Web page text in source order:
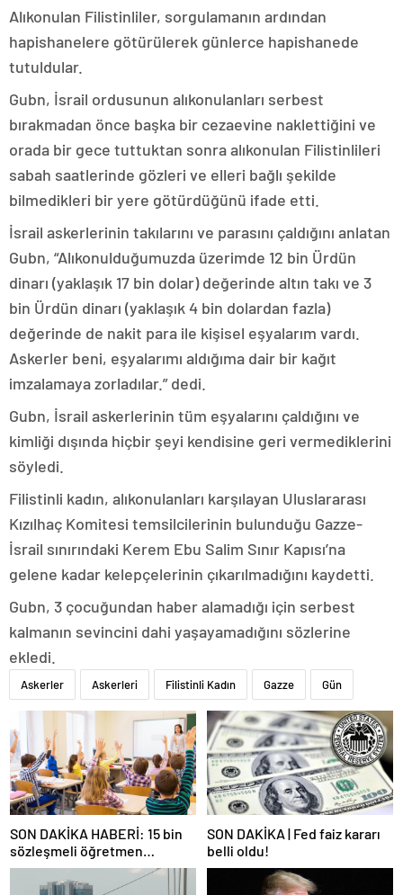
Alıkonulan Filistinliler, sorgulamanın ardından
hapishanelere götürülerek günlerce hapishanede
tutuldular.
Gubn, İsrail ordusunun alıkonulanları serbest
bırakmadan önce başka bir cezaevine naklettiğini ve
orada bir gece tuttuktan sonra alıkonulan Filistinlileri
sabah saatlerinde gözleri ve elleri bağlı şekilde
bilmedikleri bir yere götürdüğünü ifade etti.
İsrail askerlerinin takılarını ve parasını çaldığını anlatan
Gubn, “Alıkonulduğumuzda üzerimde 12 bin Ürdün
dinarı (yaklaşık 17 bin dolar) değerinde altın takı ve 3
bin Ürdün dinarı (yaklaşık 4 bin dolardan fazla)
değerinde de nakit para ile kişisel eşyalarım vardı.
Askerler beni, eşyalarımı aldığıma dair bir kağıt
imzalamaya zorladılar.” dedi.
Gubn, İsrail askerlerinin tüm eşyalarını çaldığını ve
kimliği dışında hiçbir şeyi kendisine geri vermediklerini
söyledi.
Filistinli kadın, alıkonulanları karşılayan Uluslararası
Kızılhaç Komitesi temsilcilerinin bulunduğu Gazze-
İsrail sınırındaki Kerem Ebu Salim Sınır Kapısı’na
gelene kadar kelepçelerinin çıkarılmadığını kaydetti.
Gubn, 3 çocuğundan haber alamadığı için serbest
kalmanın sevincini dahi yaşayamadığını sözlerine
ekledi.
Askerler Askerleri Filistinli Kadın Gazze Gün
SON DAKİKA HABERİ: 15 bin
sözleşmeli öğretmen
atamasında sözlü sınava hak
kazanan adaylar açıklandı
SON DAKİKA | Fed faiz kararı
belli oldu!